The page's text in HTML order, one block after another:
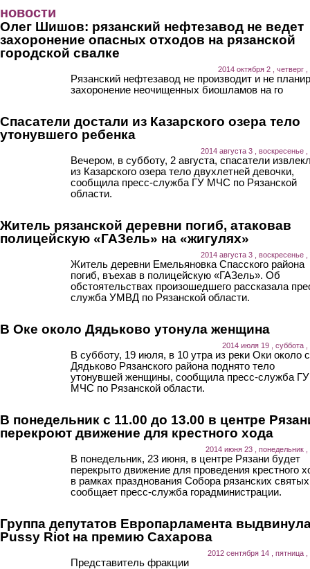
новости
Олег Шишов: рязанский нефтезавод не ведет
захоронение опасных отходов на рязанской
городской свалке
2014 октября 2 , четверг
Рязанский нефтезавод не производит и не
захоронение неочищенных биошламов на го
Спасатели достали из Казарского озера тело
утонувшего ребенка
2014 августа 3 , воскресенье ,
Вечером, в субботу, 2 августа, спасатели
из Казарского озера тело двухлетней девочки,
сообщила пресс-служба ГУ МЧС по Рязанской
области.
Житель рязанской деревни погиб, атаковав
полицейскую «ГАЗель» на «жигулях»
2014 августа 3 , воскресенье ,
Житель деревни Емельяновка Спасского района
погиб, въехав в полицейскую «ГАЗель». Об
обстоятельствах произошедшего рассказала
служба УМВД по Рязанской области.
В Оке около Дядьково утонула женщина
2014 июля 19 , суббота ,
В субботу, 19 июля, в 10 утра из реки Оки около
Дядьково Рязанского района поднято тело
утонувшей женщины, сообщила пресс-служба ГУ
МЧС по Рязанской области.
В понедельник с 11.00 до 13.00 в центре
перекроют движение для крестного хода
2014 июня 23 , понедельник ,
В понедельник, 23 июня, в центре Рязани будет
перекрыто движение для проведения крестного
в рамках празднования Собора рязанских
сообщает пресс-служба горадминистрации.
Группа депутатов Европарламента
Pussy Riot на премию Сахарова
2012 сентября 14 , пятница ,
Представитель фракции